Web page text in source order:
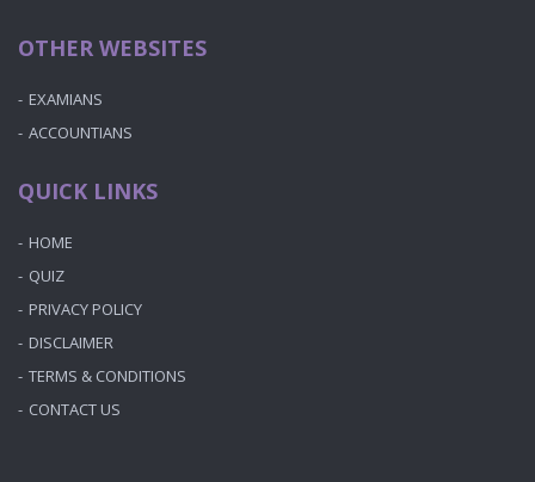
OTHER WEBSITES
EXAMIANS
ACCOUNTIANS
QUICK LINKS
HOME
QUIZ
PRIVACY POLICY
DISCLAIMER
TERMS & CONDITIONS
CONTACT US